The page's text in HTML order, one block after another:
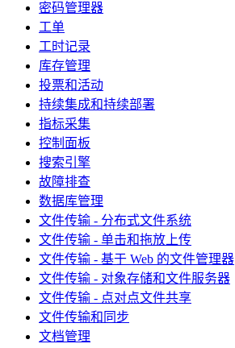
密码管理器
工单
工时记录
库存管理
投票和活动
持续集成和持续部署
指标采集
控制面板
搜索引擎
故障排查
数据库管理
文件传输 - 分布式文件系统
文件传输 - 单击和拖放上传
文件传输 - 基于 Web 的文件管理器
文件传输 - 对象存储和文件服务器
文件传输 - 点对点文件共享
文件传输和同步
文档管理